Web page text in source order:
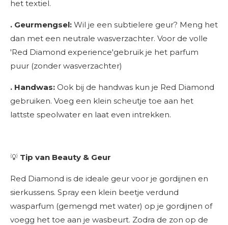
het textiel.
. Geurmengsel: Wil je een subtielere geur? Meng het
dan met een neutrale wasverzachter. Voor de volle
'Red Diamond experience'gebruik je het parfum
puur (zonder wasverzachter)
. Handwas: Ook bij de handwas kun je Red Diamond
gebruiken. Voeg een klein scheutje toe aan het
lattste speolwater en laat even intrekken.
💡 Tip van Beauty & Geur
Red Diamond is de ideale geur voor je gordijnen en
sierkussens. Spray een klein beetje verdund
wasparfum (gemengd met water) op je gordijnen of
voegg het toe aan je wasbeurt. Zodra de zon op de